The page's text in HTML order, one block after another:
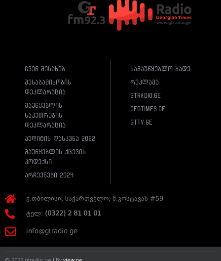
ჩვენ შესახებ
შესაბამისობის
დეკლარაცია
მაუწყებლის
საკუთრების
დეკლარაცია
აუდიტის დასკვნა 2022
მაუწყებლის ქცევის
კოდექსი
არჩევნები 2024
სამაუწყებლო ბადე
რეკლამა
gtradio.ge
geotimes.ge
gttv.ge
ქ.თბილისი, საქართველო, მ.კოსტავას #59
ტელ: (0322) 2 81 01 01
info@gtradio.ge